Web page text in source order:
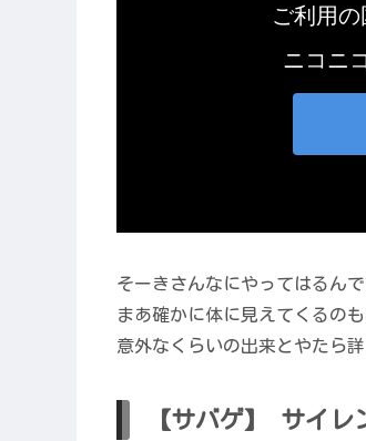
そーきさんなにやってはるん
まあ確かに体に見えてくるの
意外なくらいの出来とやたら
【サバゲ】 サイレ